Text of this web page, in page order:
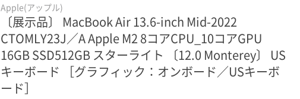
Apple(アップル)
〔展示品〕 MacBook Air 13.6-inch Mid-2022
CTOMLY23J／A Apple M2 8コアCPU_10コアGPU
16GB SSD512GB スターライト 〔12.0 Monterey〕 US
キーボード ［グラフィック：オンボード／USキーボ
ード］